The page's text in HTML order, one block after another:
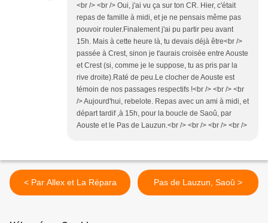
<br /> <br /> Oui, j'ai vu ça sur ton CR. Hier, c'était
repas de famille à midi, et je ne pensais même pas
pouvoir rouler.Finalement j'ai pu partir peu avant
15h. Mais à cette heure là, tu devais déjà être<br />
passée à Crest, sinon je t'aurais croisée entre Aouste
et Crest (si, comme je le suppose, tu as pris par la
rive droite).Raté de peu.Le clocher de Aouste est
témoin de nos passages respectifs !<br /> <br /> <br
/> Aujourd'hui, rebelote. Repas avec un ami à midi, et
départ tardif ,à 15h, pour la boucle de Saoû, par
Aouste et le Pas de Lauzun.<br /> <br /> <br /> <br />
< Par Allex et La Répara Pas de Lauzun, Saoû >